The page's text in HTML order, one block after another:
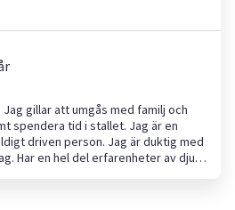
Jag gillar att umgås med familj och
tid i stallet. Jag är en
driven person. Jag är duktig med
Har en hel del erfarenheter av djur